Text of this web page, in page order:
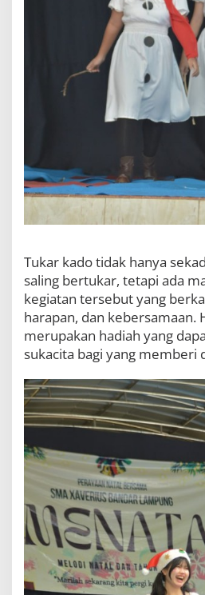
Tukar kado tidak hanya
saling bertukar, tetapi ada
kegiatan tersebut yang
harapan, dan kebersamaan.
merupakan hadiah yang
sukacita bagi yang memberi